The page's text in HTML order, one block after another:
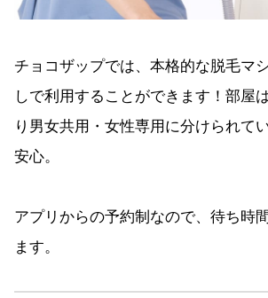
チョコザップでは、本格的な脱毛マ
しで利用することができます！部屋
り男女共用・女性専用に分けられて
安心。
アプリからの予約制なので、待ち時
ます。